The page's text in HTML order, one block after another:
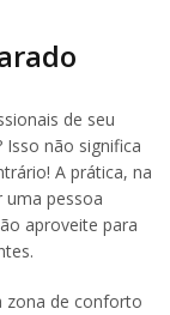
de seu
Isso não significa
A prática, na
uma pessoa
aproveite para
zona de conforto